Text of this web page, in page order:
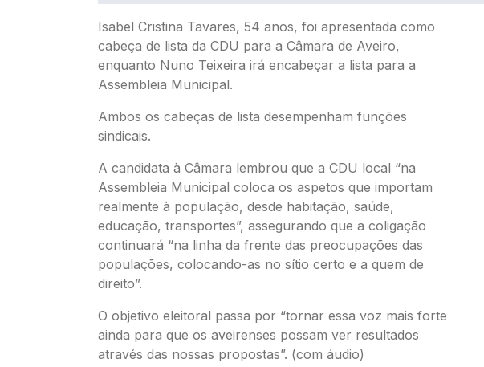
Isabel Cristina Tavares, 54 anos, foi apresentada como
cabeça de lista da CDU para a Câmara de Aveiro,
enquanto Nuno Teixeira irá encabeçar a lista para a
Assembleia Municipal.
Ambos os cabeças de lista desempenham funções
sindicais.
A candidata à Câmara lembrou que a CDU local “na
Assembleia Municipal coloca os aspetos que importam
realmente à população, desde habitação, saúde,
educação, transportes”, assegurando que a coligação
continuará “na linha da frente das preocupações das
populações, colocando-as no sítio certo e a quem de
direito”.
O objetivo eleitoral passa por “tornar essa voz mais forte
ainda para que os aveirenses possam ver resultados
através das nossas propostas”. (com áudio)